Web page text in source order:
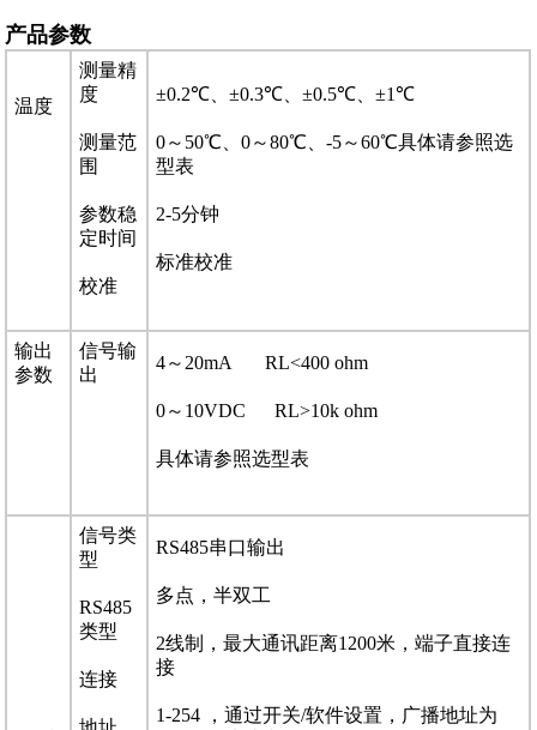
产品参数
温度
测量精
度
测量范
围
参数稳
定时间
校准
±0.2℃、±0.3℃、±0.5℃、±1℃
0～50℃、0～80℃、-5～60℃具体请参照选
型表
2-5分钟
标准校准
输出
参数
信号输
出
4～20mA RL<400 ohm
0～10VDC RL>10k ohm
具体请参照选型表
信号类
型
RS485
类型
连接
RS485串口输出
多点，半双工
2线制，最大通讯距离1200米，端子直接连
接
1-254 ，通过开关/软件设置，广播地址为